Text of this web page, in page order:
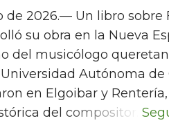
de 2026.— Un libro sobre
su obra en la Nueva
del musicólogo
Autónoma de
en Elgoibar y
del compositor.